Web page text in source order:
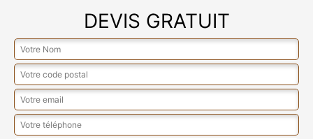
DEVIS GRATUIT